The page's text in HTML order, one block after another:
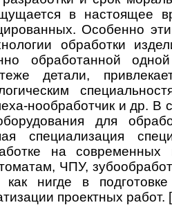
в настоящее
Особенно
обработки
обработанной одной
детали,
нообработчик и др. В
для
специализация
на современных
ЧПУ,
нигде в подготовке
проектных работ.